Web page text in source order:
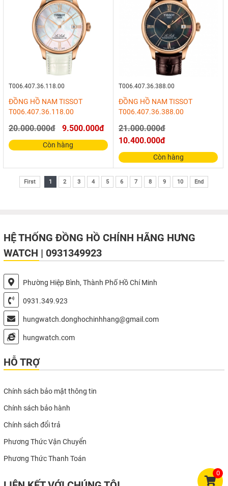
T006.407.36.118.00
ĐỒNG HỒ NAM TISSOT
T006.407.36.118.00
20.000.000đ 9.500.000đ
Còn hàng
T006.407.36.388.00
ĐỒNG HỒ NAM TISSOT
T006.407.36.388.00
21.000.000đ
10.400.000đ
Còn hàng
First 1 2 3 4 5 6 7 8 9 10 End
HỆ THỐNG ĐỒNG HỒ CHÍNH HÃNG HƯNG
WATCH | 0931349923
Phường Hiệp Bình, Thành Phố Hồ Chí Minh
0931.349.923
hungwatch.donghochinhhang@gmail.com
hungwatch.com
HỖ TRỢ
Chính sách bảo mật thông tin
Chính sách bảo hành
Chính sách đổi trả
Phương Thức Vận Chuyển
Phương Thức Thanh Toán
0